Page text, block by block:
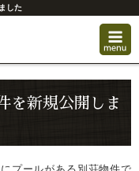
した
を新規公開しま